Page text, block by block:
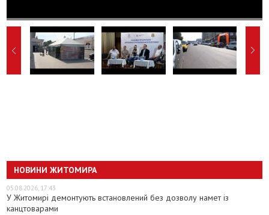
НОВИНИ ЖИТОМИРА
05.08.2026, 17:43
У Житомирі демонтують встановлений без дозволу намет із
канцтоварами